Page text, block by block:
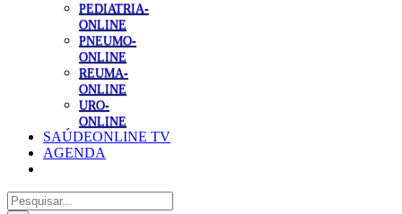
PEDIATRIA-
ONLINE
PNEUMO-
ONLINE
REUMA-
ONLINE
URO-
ONLINE
SAÚDEONLINE TV
AGENDA
Pesquisar